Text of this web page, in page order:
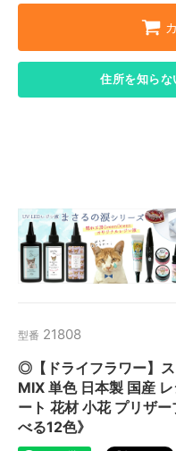
住所を知らな
型番 21808
◎【ドライフラワー】
MIX 単色 日本製 国産
ート 花材 小花 プリザ
べる12色》